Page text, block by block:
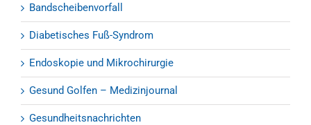
Bandscheibenvorfall
Diabetisches Fuß-Syndrom
Endoskopie und Mikrochirurgie
Gesund Golfen – Medizinjournal
Gesundheitsnachrichten